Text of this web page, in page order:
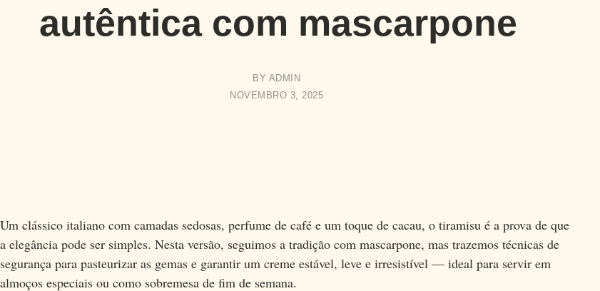
autêntica com mascarpone
BY ADMIN
NOVEMBRO 3, 2025
Um clássico italiano com camadas sedosas, perfume de café e um toque de cacau, o tiramisu é a prova de que
a elegância pode ser simples. Nesta versão, seguimos a tradição com mascarpone, mas trazemos técnicas de
segurança para pasteurizar as gemas e garantir um creme estável, leve e irresistível — ideal para servir em
almoços especiais ou como sobremesa de fim de semana.